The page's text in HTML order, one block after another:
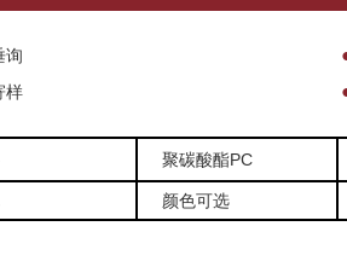
询
样
聚碳酸酯PC
颜色可选